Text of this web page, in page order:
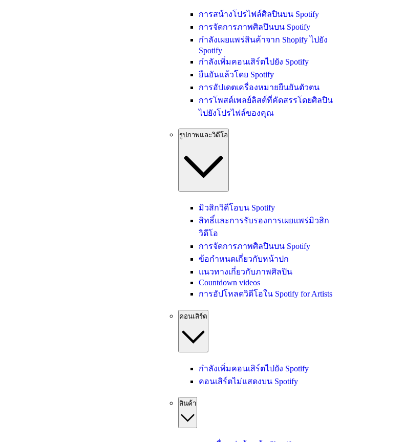
การสน้างโปรไฟล์ศิลปินบน Spotify
การจัดการภาพศิลปินบน Spotify
กำลังเผยแพร่สินค้าจาก Shopify ไปยัง
Spotify
กำลังเพิ่มคอนเสิร์ตไปยัง Spotify
ยืนยันแล้วโดย Spotify
การอัปเดตเครื่องหมายยืนยันตัวตน
การโพสต์เพลย์ลิสต์ที่คัดสรรโดยศิลปิน
ไปยังโปรไฟล์ของคุณ
รูปภาพและวิดีโอ
มิวสิกวิดีโอบน Spotify
สิทธิ์และการรับรองการเผยแพร่มิวสิก
วิดีโอ
การจัดการภาพศิลปินบน Spotify
ข้อกำหนดเกี่ยวกับหน้าปก
แนวทางเกี่ยวกับภาพศิลปิน
Countdown videos
การอัปโหลดวิดีโอใน Spotify for Artists
คอนเสิร์ต
กำลังเพิ่มคอนเสิร์ตไปยัง Spotify
คอนเสิร์ตไม่แสดงบน Spotify
สินค้า